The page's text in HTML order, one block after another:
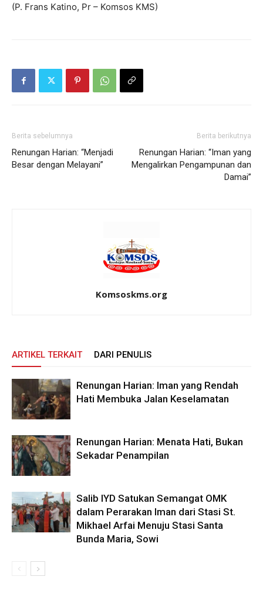
(P. Frans Katino, Pr – Komsos KMS)
Berita sebelumnya
Renungan Harian: “Menjadi
Besar dengan Melayani”
Berita berikutnya
Renungan Harian: “Iman yang
Mengalirkan Pengampunan dan
Damai”
Komsoskms.org
ARTIKEL TERKAIT DARI PENULIS
Renungan Harian: Iman yang Rendah
Hati Membuka Jalan Keselamatan
Renungan Harian: Menata Hati, Bukan
Sekadar Penampilan
Salib IYD Satukan Semangat OMK
dalam Perarakan Iman dari Stasi St.
Mikhael Arfai Menuju Stasi Santa
Bunda Maria, Sowi